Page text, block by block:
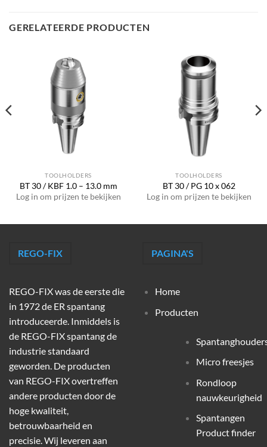
GERELATEERDE PRODUCTEN
TOOLHOLDERS
BT 30 / KBF 1.0 – 13.0 mm
Log in om prijzen te bekijken
TOOLHOLDERS
BT 30 / PG 10 x 062
Log in om prijzen te bekijken
REGO-FIX
REGO-FIX was de eerste die
in 1972 de ER spantang
introduceerde. Inmiddels is
de REGO-FIX spantang de
industrie standaard
geworden. De producten
van REGO-FIX overtreffen
andere producten door de
hoge kwaliteit,
betrouwbaarheid en
precisie. Wij leveren aan
PAGINA'S
Home
Producten
Micro freesjes
Rondloop
nauwkeurigheid
Spantangen
Product finder